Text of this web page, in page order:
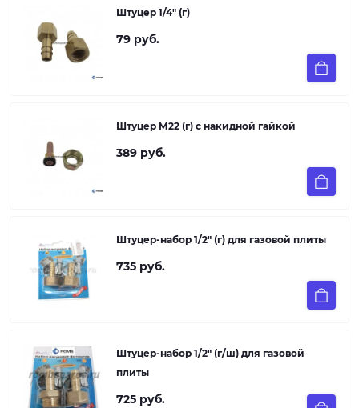
Штуцер 1/4" (г)
79 руб.
Штуцер М22 (г) с накидной гайкой
389 руб.
Штуцер-набор 1/2" (г) для газовой плиты
735 руб.
Штуцер-набор 1/2" (г/ш) для газовой
плиты
725 руб.